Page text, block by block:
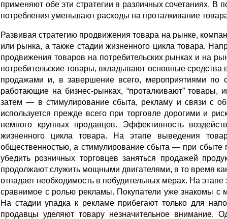
применяют обе эти стратегии в различных сочетаниях.
потребления уменьшают расходы на проталкивание
Развивая стратегию продвижения товара на рынке,
или рынка, а также стадии жизненного цикла товара.
продвижения товаров на потребительских рынках и на
потребительские товары, вкладывают основные
продажами и, в завершение всего, мероприятиями по
работающие на бизнес-рынках, “проталкивают”
затем — в стимулирование сбыта, рекламу и связи с
используется прежде всего при торговле дорогими и
немного крупных продавцов. Эффективность
жизненного цикла товара. На этапе выведения
общественностью, а стимулирование сбыта — при
убедить розничных торговцев заняться продажей
продолжают служить мощными двигателями, в то время
отпадает необходимость в побудительных мерах. На
сравнимое с ролью рекламы. Покупатели уже знакомы
На стадии упадка к рекламе прибегают только для
продавцы уделяют товару незначительное внимание.